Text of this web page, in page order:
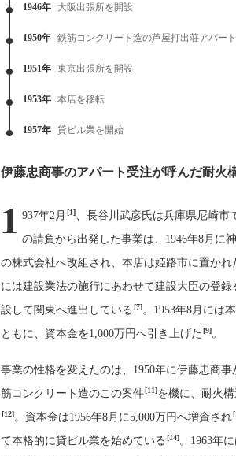
1946年 大阪出張所を開設
1950年 鉄筋コンクリート造の芦屋打出荘アパー
1951年 東京出張所を開設
1953年 本店を移転
1957年 貸ビル業を開始
伊藤忠商事のアパート受注が呼んだ耐火
1 937年2月 [1]、長谷川武彦氏は兵庫県尼崎市
の請負から出発した事業は、1946年8月に
の株式会社へ改組され、本店は姫路市に置かれ
には建設業法の施行にあわせて建設大臣の登録
設して関東へ進出している [7]。1953年8月には
ともに、資本金を1,000万円へ引き上げた [9]。
事業の性格を変えたのは、1950年に伊藤忠商
筋コンクリート造のこの案件[11]を機に、耐火
[12]。資本金は1956年8月に5,000万円へ増資され
て本格的に貸ビル業を始めている [14]。1963年